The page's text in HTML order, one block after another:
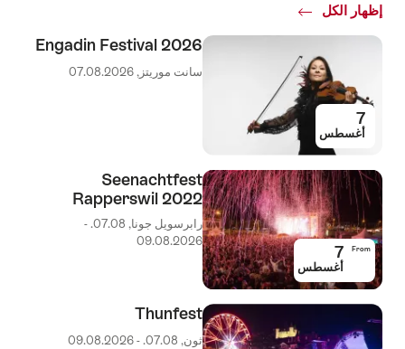
إظهار الكل
أغسطس
Engadin Festival 2026
سانت موريتز, 07.08.2026
From
7
أغسطس
Seenachtfest
Rapperswil 2022
رابرسويل جونا, 07.08. -
09.08.2026
Thunfest
ثون, 07.08. - 09.08.2026